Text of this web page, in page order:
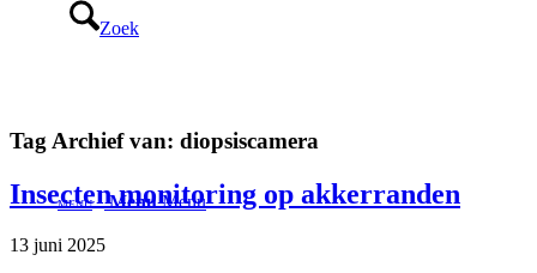
Zoek
Menu Menu
Tag Archief van: diopsiscamera
Insecten monitoring op akkerranden
13 juni 2025